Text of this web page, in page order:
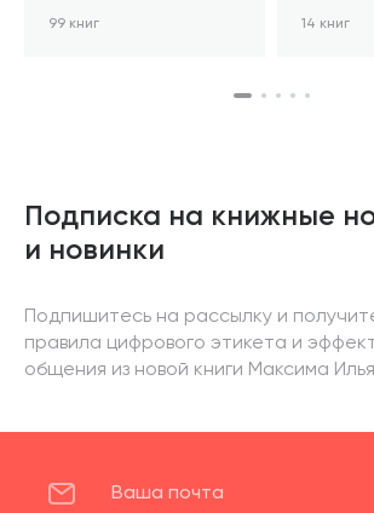
99 книг 14 книг
Подписка на книжные
и новинки
Подпишитесь на рассылку и
правила цифрового этикета и
общения из новой книги Максима